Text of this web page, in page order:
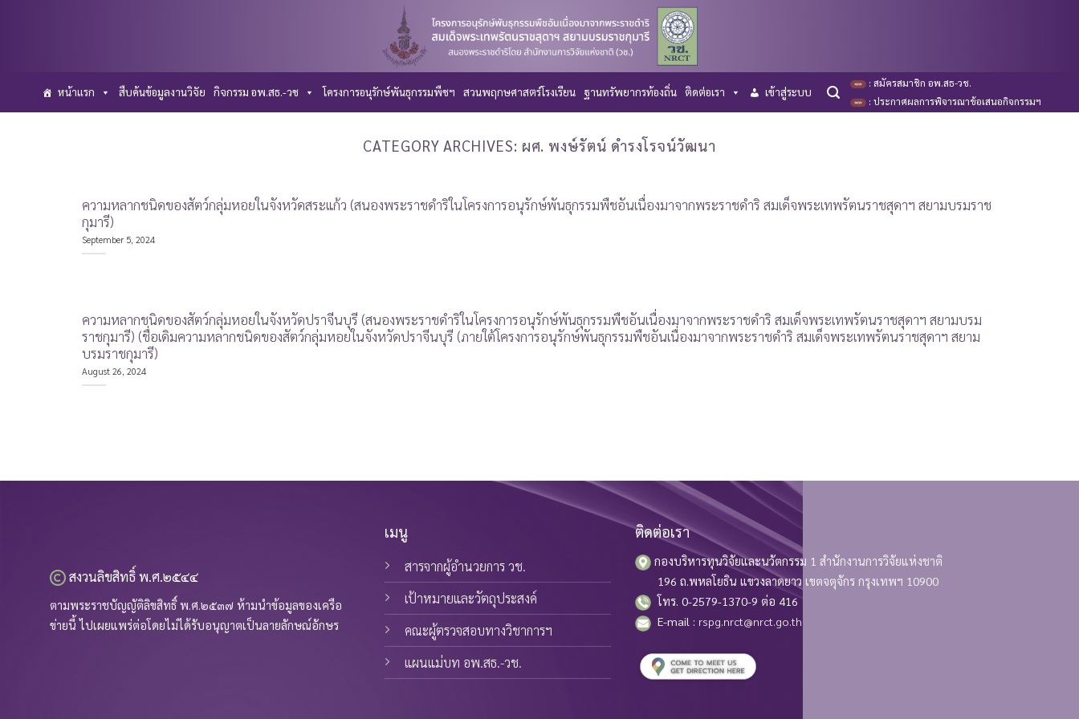
หน้าแรก สืบค้นข้อมูลงานวิจัย กิจกรรม อพ.สธ.-วช โครงการอนุรักษ์พันธุกรรมพืชฯ สวนพฤกษศาสตร์โรงเรียน ฐานทรัพยากรท้องถิ่น ติดต่อเรา เข้าสู่ระบบ
: สมัครสมาชิก อพ.สธ-วช.
: ประกาศผลการพิจารณาข้อเสนอกิจกรรมฯ
CATEGORY ARCHIVES: ผศ. พงษ์รัตน์ ดำรงโรจน์วัฒนา
ความหลากชนิดของสัตว์กลุ่มหอยในจังหวัดสระแก้ว (สนองพระราชดำริในโครงการอนุรักษ์พันธุกรรมพืชอันเนื่องมาจากพระราชดำริ สมเด็จพระเทพรัตนราชสุดาฯ สยามบรมราช
กุมารี)
September 5, 2024
ความหลากชนิดของสัตว์กลุ่มหอยในจังหวัดปราจีนบุรี (สนองพระราชดำริในโครงการอนุรักษ์พันธุกรรมพืชอันเนื่องมาจากพระราชดำริ สมเด็จพระเทพรัตนราชสุดาฯ สยามบรม
ราชกุมารี) (ชื่อเดิมความหลากชนิดของสัตว์กลุ่มหอยในจังหวัดปราจีนบุรี (ภายใต้โครงการอนุรักษ์พันธุกรรมพืชอันเนื่องมาจากพระราชดำริ สมเด็จพระเทพรัตนราชสุดาฯ สยาม
บรมราชกุมารี)
August 26, 2024
สงวนลิขสิทธิ์ พ.ศ.๒๕๔๔
ตามพระราชบัญญัติลิขสิทธิ์ พ.ศ.๒๕๓๗ ห้ามนำข้อมูลของเครือ
ข่ายนี้ ไปเผยแพร่ต่อโดยไม่ได้รับอนุญาตเป็นลายลักษณ์อักษร
เมนู
สารจากผู้อำนวยการ วช.
เป้าหมายและวัตถุประสงค์
คณะผู้ตรวจสอบทางวิชาการฯ
แผนแม่บท อพ.สธ.-วช.
ติดต่อเรา
กองบริหารทุนวิจัยและนวัตกรรม 1 สำนักงานการวิจัยแห่งชาติ
196 ถ.พหลโยธิน แขวงลาดยาว เขตจตุจักร กรุงเทพฯ 10900
โทร. 0-2579-1370-9 ต่อ 416
E-mail : rspg.nrct@nrct.go.th